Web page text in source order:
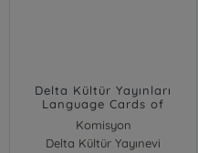
Delta Kültür Yayınları
Language Cards of
Speakers - İngilizler İçin
Türkçe Dil Kartları Delta
Komisyon
Delta Kültür Yayınevi